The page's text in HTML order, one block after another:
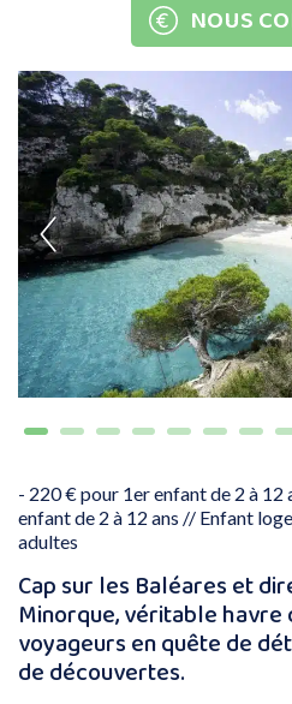
NOUS
- 220 € pour 1er enfant de 2 à
enfant de 2 à 12 ans // Enfant
adultes
Cap sur les Baléares et
Minorque, véritable
voyageurs en quête de
de découvertes.